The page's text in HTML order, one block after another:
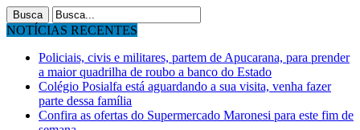
NOTÍCIAS RECENTES
Policiais, civis e militares, partem de Apucarana, para prender
a maior quadrilha de roubo a banco do Estado
Colégio Posialfa está aguardando a sua visita, venha fazer
parte dessa família
Confira as ofertas do Supermercado Maronesi para este fim de